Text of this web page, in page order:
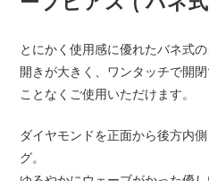
とにかく使用感に優れたバネ式
開きが大きく、ワンタッチで開
ことなくご使用いただけます。
ダイヤモンドを正面から後方内
グ。